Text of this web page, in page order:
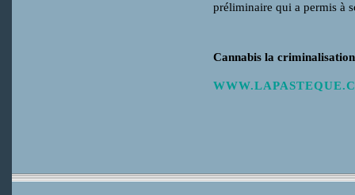
préliminaire qui a permis à
Cannabis la